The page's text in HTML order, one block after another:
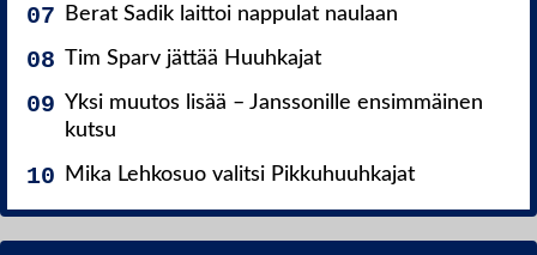
Berat Sadik laittoi nappulat naulaan
Tim Sparv jättää Huuhkajat
Yksi muutos lisää – Janssonille ensimmäinen
kutsu
Mika Lehkosuo valitsi Pikkuhuuhkajat